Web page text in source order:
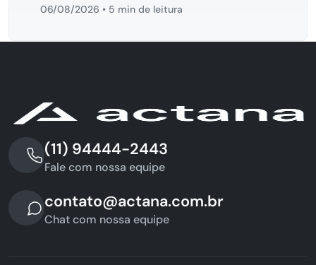
06/08/2026 • 5 min de leitura
(11) 94444-2443
Fale com nossa equipe
contato@actana.com.br
Chat com nossa equipe